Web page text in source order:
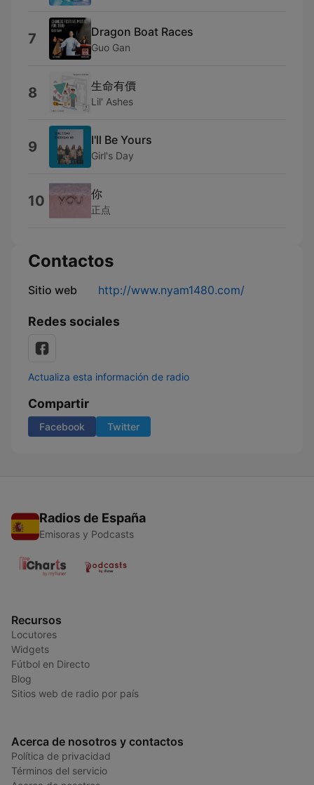
7 Dragon Boat Races
Guo Gan
8 生命有價
Lil' Ashes
9 I'll Be Yours
Girl's Day
10 你
正点
Contactos
Sitio web http://www.nyam1480.com/
Redes sociales
Actualiza esta información de radio
Compartir
Facebook Twitter
Radios de España
Emisoras y Podcasts
Recursos
Locutores
Widgets
Fútbol en Directo
Blog
Sitios web de radio por país
Acerca de nosotros y contactos
Política de privacidad
Términos del servicio